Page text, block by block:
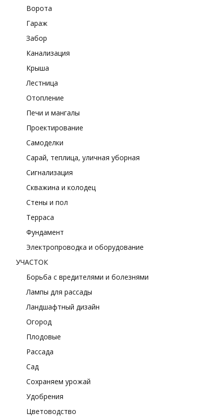
Ворота
Гараж
Забор
Канализация
Крыша
Лестница
Отопление
Печи и мангалы
Проектирование
Самоделки
Сарай, теплица, уличная уборная
Сигнализация
Скважина и колодец
Стены и пол
Терраса
Фундамент
Электропроводка и оборудование
УЧАСТОК
Борьба с вредителями и болезнями
Лампы для рассады
Ландшафтный дизайн
Огород
Плодовые
Рассада
Сад
Сохраняем урожай
Удобрения
Цветоводство